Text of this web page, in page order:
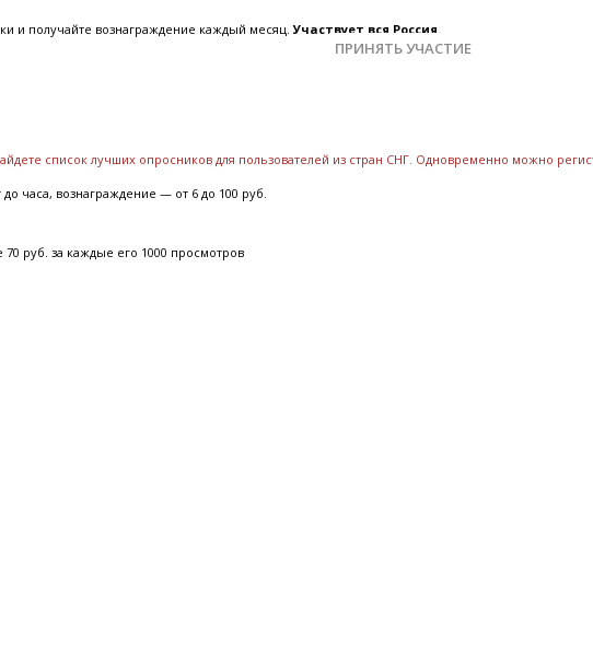
и получайте вознаграждение каждый месяц.Участвует вся Россия.
ПРИНЯТЬ УЧАСТИЕ
список лучших опросников для пользователей из стран СНГ. Одновременно можно
часа, вознаграждение — от 6 до 100 руб.
руб. за каждые его 1000 просмотров